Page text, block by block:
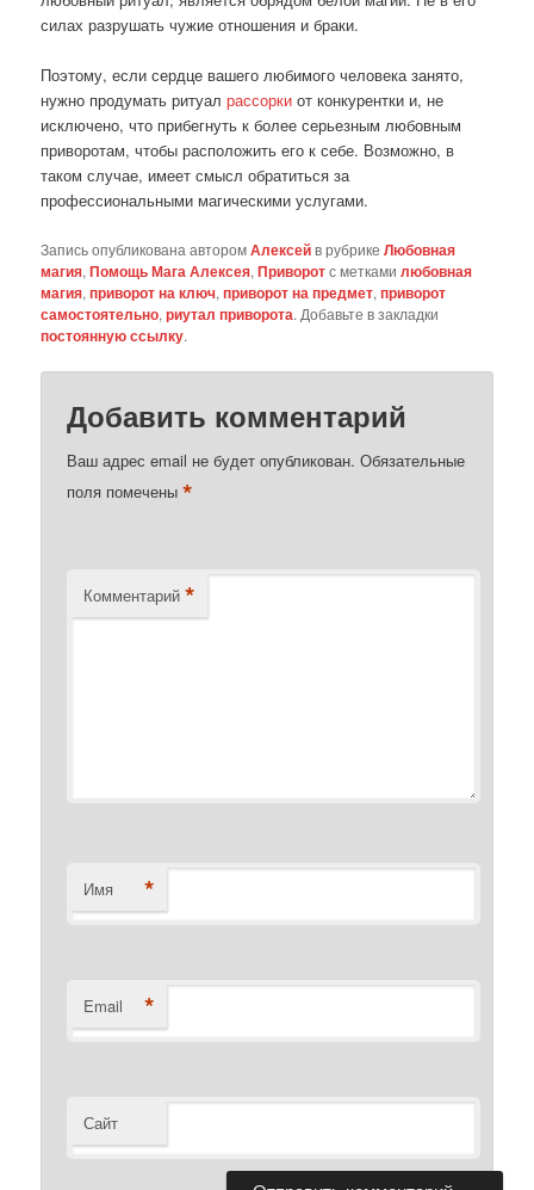
силах разрушать чужие отношения и браки.
Поэтому, если сердце вашего любимого человека занято,
нужно продумать ритуалрассорки от конкурентки и, не
исключено, что прибегнуть к более серьезным любовным
приворотам, чтобы расположить его к себе. Возможно, в
таком случае, имеет смысл обратиться за
профессиональными магическими услугами.
Запись опубликована авторомАлексейв рубрикеЛюбовная
магия,Помощь Мага Алексея,Приворотс меткамилюбовная
магия,приворот на ключ,приворот на предмет,приворот
самостоятельно,риутал приворота. Добавьте в закладки
постоянную ссылку.
Добавить комментарий
Ваш адрес email не будет опубликован. Обязательные
поля помечены*
Комментарий *
Имя *
Email *
Сайт